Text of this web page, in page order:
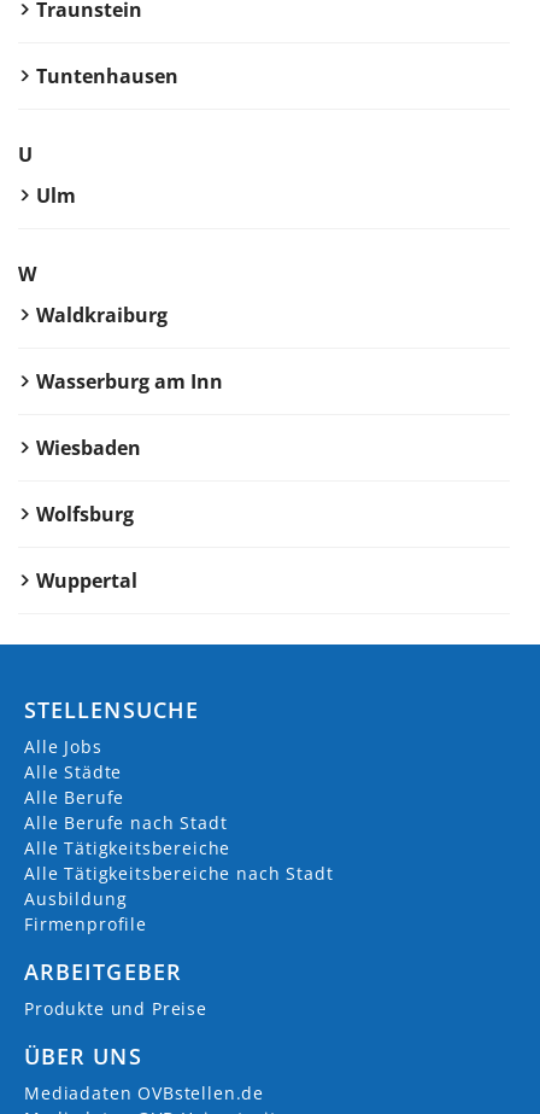
Traunstein
Tuntenhausen
U
Ulm
W
Waldkraiburg
Wasserburg am Inn
Wiesbaden
Wolfsburg
Wuppertal
STELLENSUCHE
Alle Jobs
Alle Städte
Alle Berufe
Alle Berufe nach Stadt
Alle Tätigkeitsbereiche
Alle Tätigkeitsbereiche nach Stadt
Ausbildung
Firmenprofile
ARBEITGEBER
Produkte und Preise
ÜBER UNS
Mediadaten OVBstellen.de